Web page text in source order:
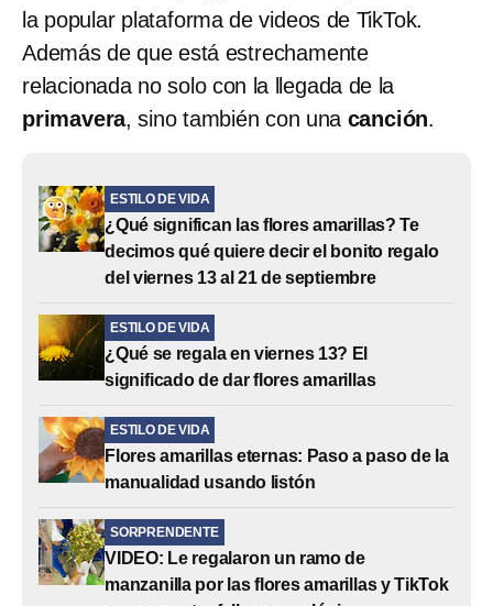
la popular plataforma de videos de TikTok.
Además de que está estrechamente
relacionada no solo con la llegada de la
primavera, sino también con una canción.
ESTILO DE VIDA
¿Qué significan las flores amarillas? Te
decimos qué quiere decir el bonito regalo
del viernes 13 al 21 de septiembre
ESTILO DE VIDA
¿Qué se regala en viernes 13? El
significado de dar flores amarillas
ESTILO DE VIDA
Flores amarillas eternas: Paso a paso de la
manualidad usando listón
SORPRENDENTE
VIDEO: Le regalaron un ramo de
manzanilla por las flores amarillas y TikTok